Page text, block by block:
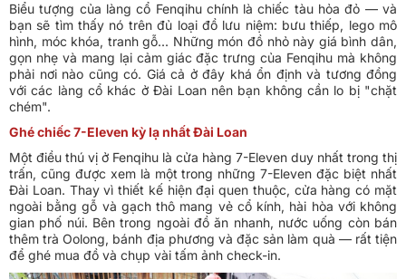
Biểu tượng của làng cổ Fenqihu chính là chiếc tàu hỏa đỏ — và
bạn sẽ tìm thấy nó trên đủ loại đồ lưu niệm: bưu thiếp, lego mô
hình, móc khóa, tranh gỗ... Những món đồ nhỏ này giá bình dân,
gọn nhẹ và mang lại cảm giác đặc trưng của Fenqihu mà không
phải nơi nào cũng có. Giá cả ở đây khá ổn định và tương đồng
với các làng cổ khác ở Đài Loan nên bạn không cần lo bị "chặt
chém".
Ghé chiếc 7-Eleven kỳ lạ nhất Đài Loan
Một điều thú vị ở Fenqihu là cửa hàng 7-Eleven duy nhất trong thị
trấn, cũng được xem là một trong những 7-Eleven đặc biệt nhất
Đài Loan. Thay vì thiết kế hiện đại quen thuộc, cửa hàng có mặt
ngoài bằng gỗ và gạch thô mang vẻ cổ kính, hài hòa với không
gian phố núi. Bên trong ngoài đồ ăn nhanh, nước uống còn bán
thêm trà Oolong, bánh địa phương và đặc sản làm quà — rất tiện
để ghé mua đồ và chụp vài tấm ảnh check-in.